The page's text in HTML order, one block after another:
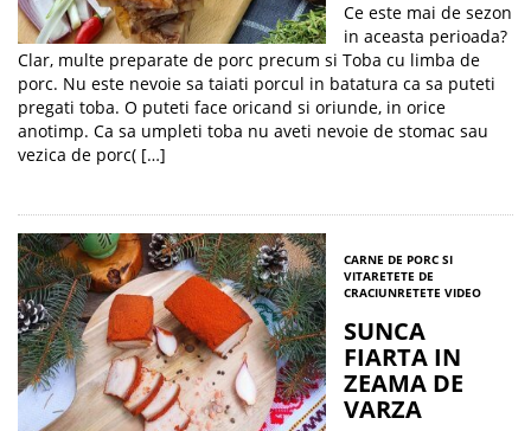
Ce este mai de sezon
in aceasta perioada?
Clar, multe preparate de porc precum si Toba cu limba de
porc. Nu este nevoie sa taiati porcul in batatura ca sa puteti
pregati toba. O puteti face oricand si oriunde, in orice
anotimp. Ca sa umpleti toba nu aveti nevoie de stomac sau
vezica de porc( […]
CARNE DE PORC SI
VITARETETE DE
CRACIUNRETETE VIDEO
SUNCA
FIARTA IN
ZEAMA DE
VARZA